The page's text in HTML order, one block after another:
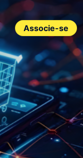
Associe-se